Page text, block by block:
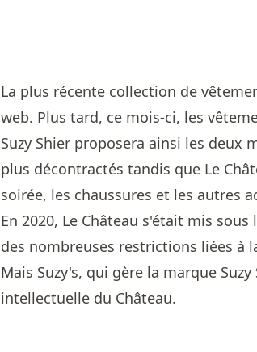
La plus récente collection de
web. Plus tard, ce mois-ci, les
Suzy Shier proposera ainsi les deux
plus décontractés tandis que Le
soirée, les chaussures et les autres
En 2020, Le Château s'était mis
des nombreuses restrictions liées à
Mais Suzy's, qui gère la marque
intellectuelle du Château.